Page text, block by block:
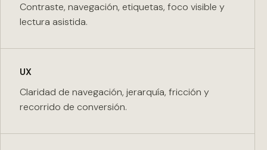
Contraste, navegación, etiquetas, foco visible y
lectura asistida.
UX
Claridad de navegación, jerarquía, fricción y
recorrido de conversión.